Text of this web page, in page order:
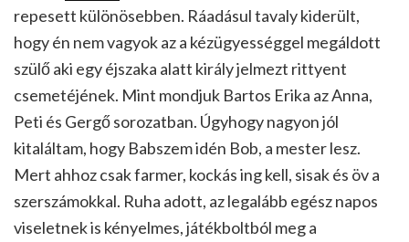
repesett különösebben. Ráadásul tavaly kiderült,
hogy én nem vagyok az a kézügyességgel megáldott
szülő aki egy éjszaka alatt király jelmezt rittyent
csemetéjének. Mint mondjuk Bartos Erika az Anna,
Peti és Gergő sorozatban. Úgyhogy nagyon jól
kitaláltam, hogy Babszem idén Bob, a mester lesz.
Mert ahhoz csak farmer, kockás ing kell, sisak és öv a
szerszámokkal. Ruha adott, az legalább egész napos
viseletnek is kényelmes, játékboltból meg a